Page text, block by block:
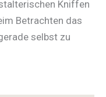
Kniffen
Betrachten das
selbst zu